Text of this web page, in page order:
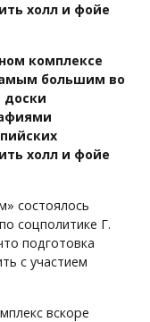
холл и фойе
комплексе
большим во
доски
холл и фойе
состоялось
соцполитике Г.
подготовка
с участием
вскоре